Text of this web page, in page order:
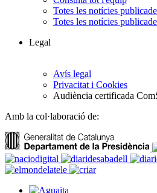
Totes les notícies
Totes les notícies
Legal
Avís legal
Privacitat i Cookies
Audiència certificada
Amb la col·laboració de: